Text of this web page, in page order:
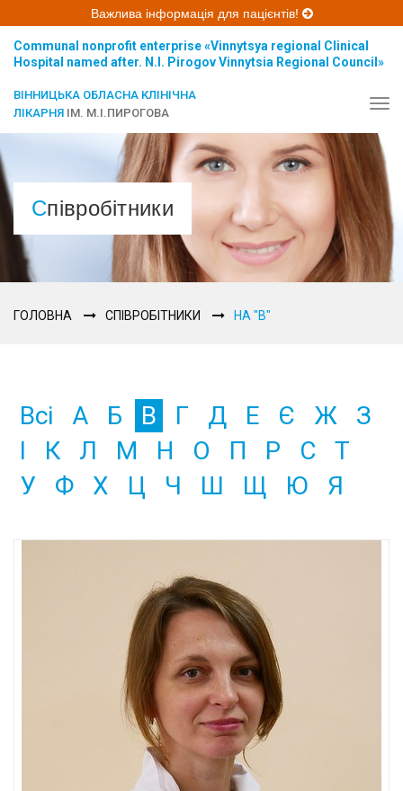
Важлива інформація для пацієнтів!
Communal nonprofit enterprise «Vinnytsya regional Clinical
Hospital named after. N.I. Pirogov Vinnytsia Regional Council»
ВІННИЦЬКА ОБЛАСНА КЛІНІЧНА
ЛІКАРНЯ ІМ. М.І.ПИРОГОВА
Співробітники
ГОЛОВНА СПІВРОБІТНИКИ НА "В"
Всі А Б В Г Д Е Є Ж
З
І
К Л М Н О П Р С
Т
У
Ф Х Ц Ч Ш Щ Ю Я